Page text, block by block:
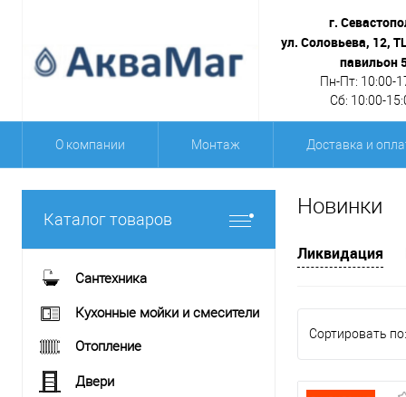
г.
ул. Соловьева, 12,
павильон
Пн-Пт: 10:00-
Сб: 10:00-
О компании Монтаж Доставка и
Каталог товаров
Сантехника
Кухонные мойки и смесители
Отопление
Двери
Новинки
Ликвидация
Сортировать по: